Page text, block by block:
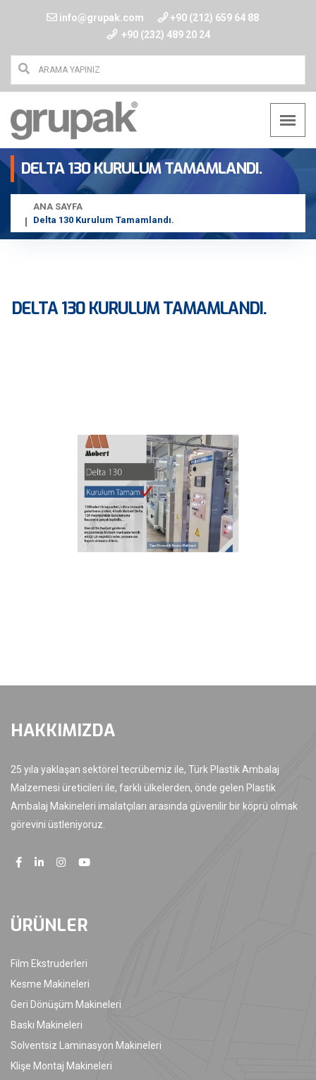
info@grupak.com
+90 (212) 659 64 88
+90 (232) 489 20 24
DELTA 130 KURULUM TAMAMLANDI.
ANA SAYFA
Delta 130 Kurulum Tamamlandı.
DELTA 130 KURULUM TAMAMLANDI.
HAKKIMIZDA
25 yıla yaklaşan sektörel tecrübemiz ile, Türk Plastik Ambalaj
Malzemesi üreticileri ile, farklı ülkelerden, önde gelen Plastik
Ambalaj Makineleri imalatçıları arasında güvenilir bir köprü olmak
görevini üstleniyoruz.
ÜRÜNLER
Film Ekstruderleri
Kesme Makineleri
Geri Dönüşüm Makineleri
Baskı Makineleri
Solventsiz Laminasyon Makineleri
Klişe Montaj Makineleri